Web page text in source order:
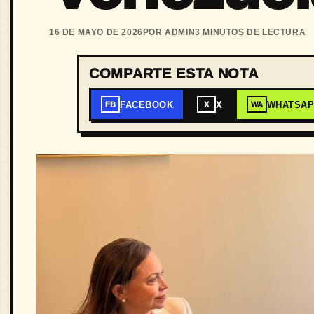
16 DE MAYO DE 2026 POR ADMIN3 MINUTOS DE LECTURA
COMPARTE ESTA NOTA
FB FACEBOOK X X WA